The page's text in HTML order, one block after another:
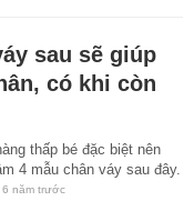
sau sẽ giúp
có khi còn
thấp bé đặc biệt nên
4 mẫu chân váy sau đây.
6 năm trước